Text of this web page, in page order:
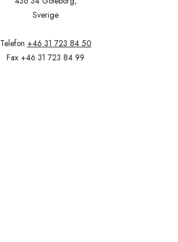
Sverige
Telefon +46 31 723 84 50
Fax +46 31 723 84 99